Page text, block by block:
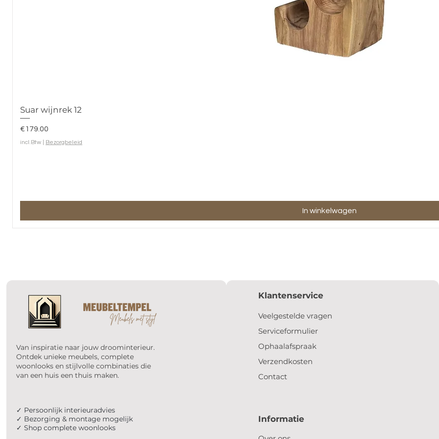
Suar wijnrek 12
Prijs
€179.00
incl.Btw Bezorgbeleid
In winkelwagen
Van inspiratie naar jouw droominterieur.
Ontdek unieke meubels, complete
woonlooks en stijlvolle combinaties die
van een huis een thuis maken.
✓ Persoonlijk interieuradvies
✓ Bezorging & montage mogelijk
✓ Shop complete woonlooks
Klantenservice
Veelgestelde vragen
Serviceformulier
Ophaalafspraak
Verzendkosten
Contact
Informatie